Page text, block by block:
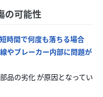
の可能性
時間で何度も落ちる場合
やブレーカー内部に問題が
品の劣化 が原因となってい